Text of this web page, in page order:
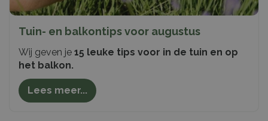
Tuin- en balkontips voor augustus
Wij geven je 15 leuke tips voor in de tuin en op
het balkon.
Lees meer...